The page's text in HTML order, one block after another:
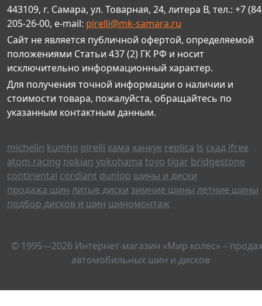
443109, г. Самара, ул. Товарная, 24, литера В, тел.: +7
205-26-00, e-mail: pirelli@mk-samara.ru
Сайт не является публичной офертой, определяемой
положениями Статьи 437 (2) ГК РФ и носит
исключительно информационный характер.
Для получения точной информации о наличии и
стоимости товара, пожалуйста, обращайтесь по
указанным контактным данным.
michelin kumho pirelli кама ханкук replica ls скад ifree
atom racing nokian yokohama toyo tigar bridgestone
continental cordiant dunlop шины и диски
продажа шин литые диски зимние шины летние шины
подбор дисков и шин шиномонтаж
© 1995—2026 Интернет-магазин «Мир колес» –
автомобильных шин и дисков